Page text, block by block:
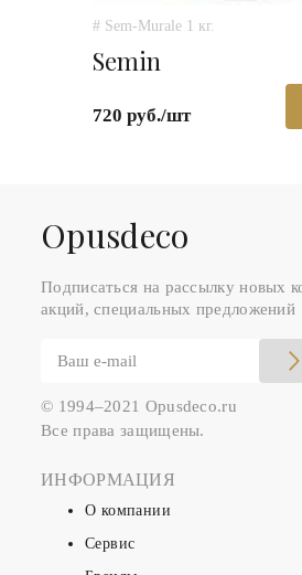
# Sem-Murale 1 кг.
Semin
720 руб./шт
Оpusdeco
Подписаться на рассылку новых
акций, специальных предложений
© 1994–2021 Opusdeco.ru
Все права защищены.
ИНФОРМАЦИЯ
О компании
Сервис